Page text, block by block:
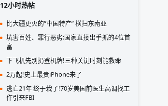
12小时热帖
比大疆更火的“中国特产” 横扫东南亚
坑害百姓、罪行恶劣:国家直接出手抓的4位首
富
下飞机先别扔登机牌!三种关键时刻能救命
2万起!史上最贵iPhone来了
逃亡21年 终于栽了!70岁美国前医生高调找工
作引来FBI